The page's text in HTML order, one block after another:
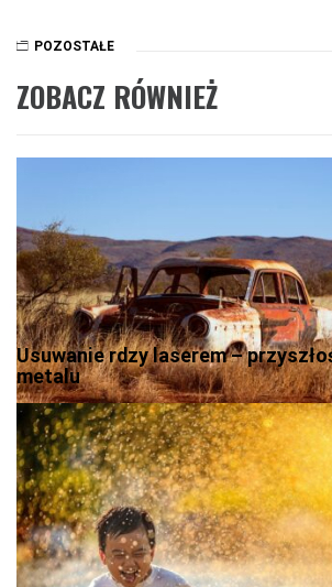
POZOSTAŁE
ZOBACZ RÓWNIEŻ
Usuwanie rdzy laserem –
metalu